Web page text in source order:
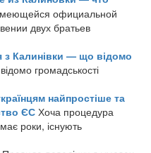
официальной
двух братьев
з Калинівки — що відомо
громадськості
найпростіше та
ЄС Хоча процедура
роки, існують